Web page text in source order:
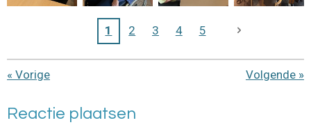
1 2 3 4 5
« Vorige Volgende »
Reactie plaatsen